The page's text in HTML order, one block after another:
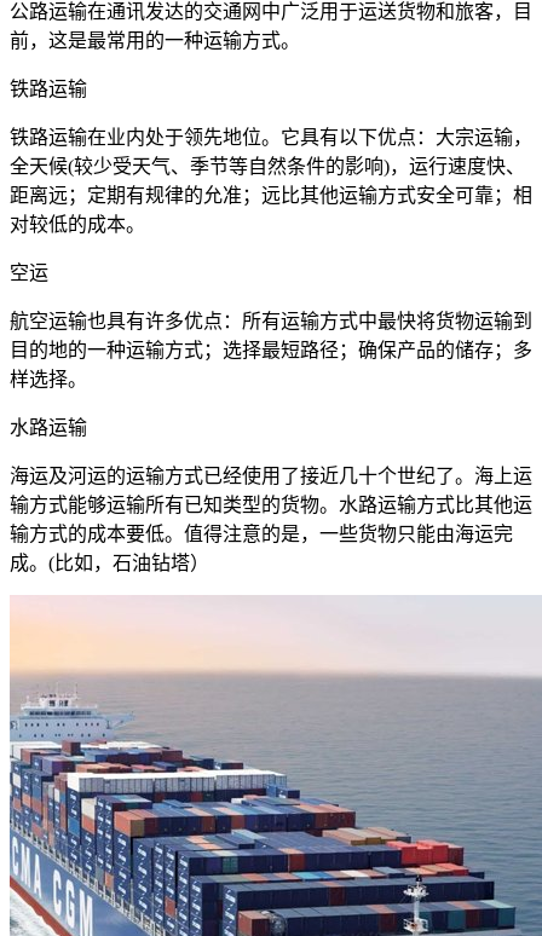
公路运输在通讯发达的交通网中广泛用于运送货物和旅客，目
前，这是最常用的一种运输方式。
铁路运输
铁路运输在业内处于领先地位。它具有以下优点：大宗运输，
全天候(较少受天气、季节等自然条件的影响)，运行速度快、
距离远；定期有规律的允准；远比其他运输方式安全可靠；相
对较低的成本。
空运
航空运输也具有许多优点：所有运输方式中最快将货物运输到
目的地的一种运输方式；选择最短路径；确保产品的储存；多
样选择。
水路运输
海运及河运的运输方式已经使用了接近几十个世纪了。海上运
输方式能够运输所有已知类型的货物。水路运输方式比其他运
输方式的成本要低。值得注意的是，一些货物只能由海运完
成。(比如，石油钻塔）